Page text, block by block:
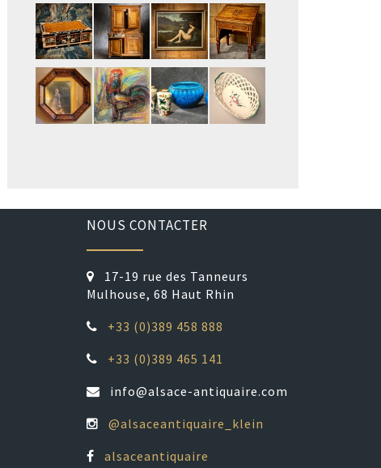
NOUS CONTACTER
17-19 rue des Tanneurs
Mulhouse, 68 Haut Rhin
+33 (0)389 458 888
+33 (0)389 465 141
info@alsace-antiquaire.com
@alsaceantiquaire_klein
alsaceantiquaire